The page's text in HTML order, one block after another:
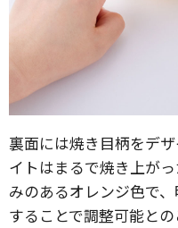
裏面には焼き目柄をデ
イトはまるで焼き上が
みのあるオレンジ色で
することで調整可能との